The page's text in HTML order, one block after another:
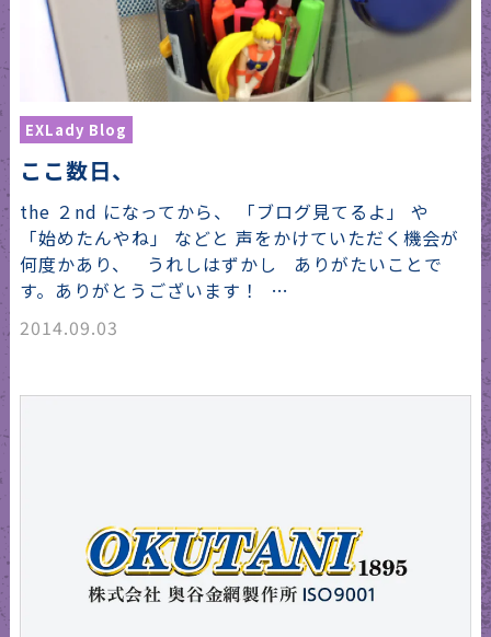
EXLady Blog
ここ数日、
the ２nd になってから、 「ブログ見てるよ」 や
「始めたんやね」 などと 声をかけていただく機会が
何度かあり、 うれしはずかし ありがたいことで
す。ありがとうございます！ …
2014.09.03